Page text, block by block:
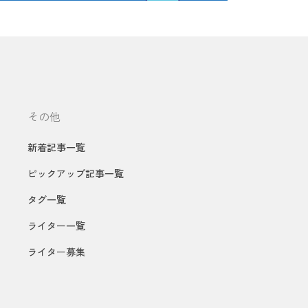
その他
新着記事一覧
ピックアップ記事一覧
タグ一覧
ライター一覧
ライター募集